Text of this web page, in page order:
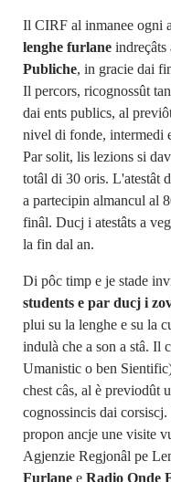
Il CIRF al inmanee ogni
lenghe furlane indreçâts
Publiche, in gracie dai
Il percors, ricognossût
dai ents publics, al
nivel di fonde, intermedi
Par solit, lis lezions si
totâl di 30 oris. L'atestât
a partecipin almancul al
finâl. Ducj i atestâts a
la fin dal an.
Di pôc timp e je stade
students e par ducj i
plui su la lenghe e su la
indulà che a son a stâ. Il
Umanistic o ben
chest câs, al è previodût
cognossincis dai
propon ancje une visite
Agjenzie Regjonâl pe
Furlanee Radio Onde